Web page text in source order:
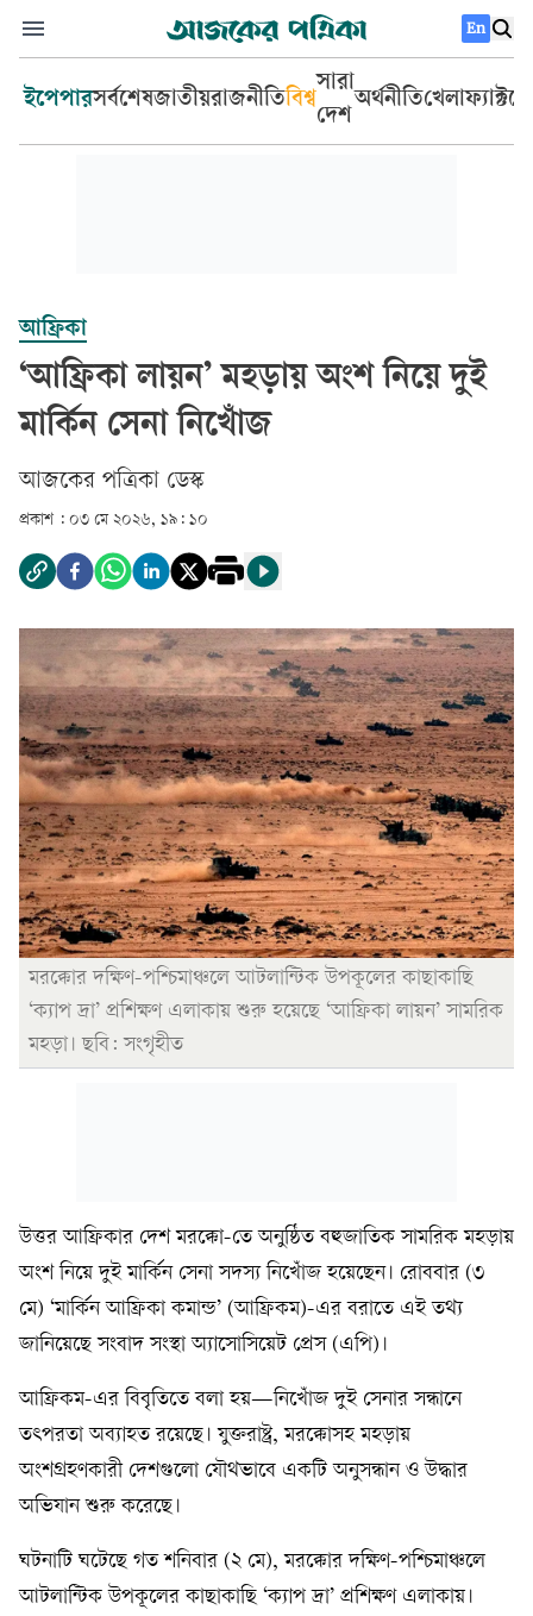
En
ইপেপারসর্বশেষজাতীয়রাজনীতিবিশ্ব
সারা
দেশ
অর্থনীতিখেলা
আফ্রিকা
‘আফ্রিকা লায়ন’ মহড়ায় অংশ নিয়ে দুই
মার্কিন সেনা নিখোঁজ
আজকের পত্রিকা ডেস্ক­
প্রকাশ : ০৩ মে ২০২৬, ১৯: ১০
মরক্কোর দক্ষিণ-পশ্চিমাঞ্চলে আটলান্টিক উপকূলের কাছাকাছি
‘ক্যাপ দ্রা’ প্রশিক্ষণ এলাকায় শুরু হয়েছে ‘আফ্রিকা লায়ন’ সামরিক
মহড়া। ছবি: সংগৃহীত
উত্তর আফ্রিকার দেশ মরক্কো-তে অনুষ্ঠিত বহুজাতিক সামরিক মহড়ায়
অংশ নিয়ে দুই মার্কিন সেনা সদস্য নিখোঁজ হয়েছেন। রোববার (৩
মে) ‘মার্কিন আফ্রিকা কমান্ড’ (আফ্রিকম)-এর বরাতে এই তথ্য
জানিয়েছে সংবাদ সংস্থা অ্যাসোসিয়েট প্রেস (এপি)।
আফ্রিকম-এর বিবৃতিতে বলা হয়—নিখোঁজ দুই সেনার সন্ধানে
তৎপরতা অব্যাহত রয়েছে। যুক্তরাষ্ট্র, মরক্কোসহ মহড়ায়
অংশগ্রহণকারী দেশগুলো যৌথভাবে একটি অনুসন্ধান ও উদ্ধার
অভিযান শুরু করেছে।
ঘটনাটি ঘটেছে গত শনিবার (২ মে), মরক্কোর দক্ষিণ-পশ্চিমাঞ্চলে
আটলান্টিক উপকূলের কাছাকাছি ‘ক্যাপ দ্রা’ প্রশিক্ষণ এলাকায়।